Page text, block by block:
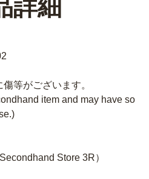
詳細
等がございます。
item and may have so
Store 3R）